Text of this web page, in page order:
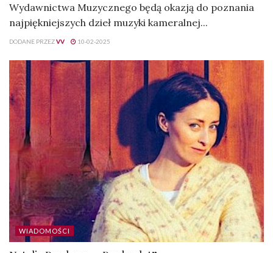
Wydawnictwa Muzycznego będą okazją do poznania
najpiękniejszych dzieł muzyki kameralnej...
DODANE PRZEZVV 10-02-2025
WIADOMOŚCI